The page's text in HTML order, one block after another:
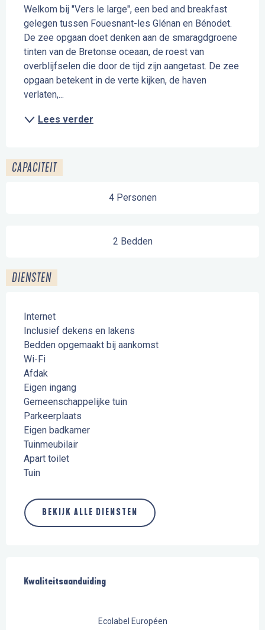
Welkom bij "Vers le large", een bed and breakfast
gelegen tussen Fouesnant-les Glénan en Bénodet.
De zee opgaan doet denken aan de smaragdgroene
tinten van de Bretonse oceaan, de roest van
overblijfselen die door de tijd zijn aangetast. De zee
opgaan betekent in de verte kijken, de haven
verlaten,...
Lees verder
CAPACITEIT
4 Personen
2 Bedden
DIENSTEN
Internet
Inclusief dekens en lakens
Bedden opgemaakt bij aankomst
Wi-Fi
Afdak
Eigen ingang
Gemeenschappelijke tuin
Parkeerplaats
Eigen badkamer
Tuinmeubilair
Apart toilet
Tuin
BEKIJK ALLE DIENSTEN
Kwaliteitsaanduiding
Kwaliteitsaanduiding
Ecolabel Européen